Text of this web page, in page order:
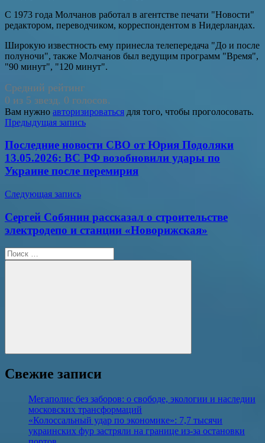
С 1973 года Молчанов работал в агентстве печати "Новости"
редактором, переводчиком, корреспондентом в Нидерландах.
Широкую известность ему принесла телепередача "До и после
полуночи", также Молчанов был ведущим программ "Время",
"90 минут", "120 минут".
Средний рейтинг
0 из 5 звезд. 0 голосов.
Вам нужно авторизироваться для того, чтобы проголосовать.
Навигация
по
записям
Предыдущая запись
Последние новости СВО от Юрия Подоляки
13.05.2026: ВС РФ возобновили удары по
Украине после перемирия
Следующая запись
Сергей Собянин рассказал о строительстве
электродепо и станции «Новорижская»
Поиск
для:
Поиск
Свежие записи
Мегаполис без заборов: о свободе, экологии и наследии
московских трансформаций
«Колоссальный удар по экономике»: 7,7 тысячи
украинских фур застряли на границе из-за остановки